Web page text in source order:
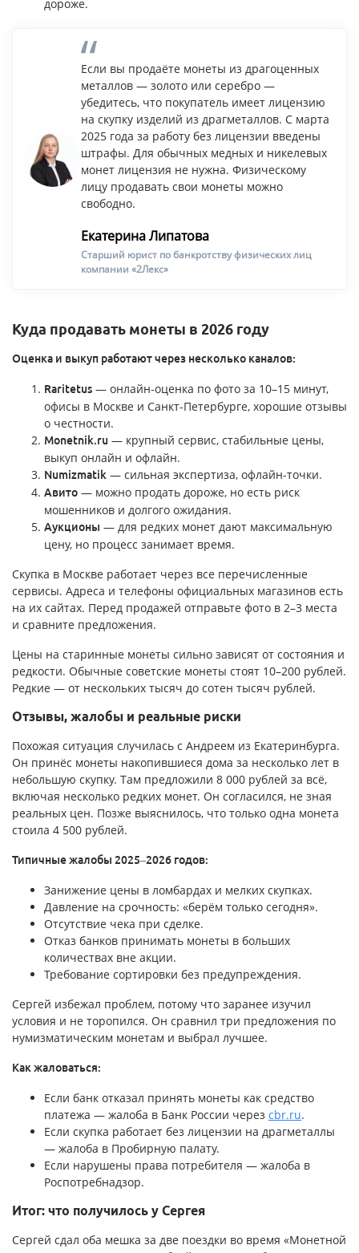
дороже.
Если вы продаёте монеты из драгоценных
металлов — золото или серебро —
убедитесь, что покупатель имеет лицензию
на скупку изделий из драгметаллов. С марта
2025 года за работу без лицензии введены
штрафы. Для обычных медных и никелевых
монет лицензия не нужна. Физическому
лицу продавать свои монеты можно
свободно.
Екатерина Липатова
Старший юрист по банкротству физических лиц
компании «2Лекс»
Куда продавать монеты в 2026 году
Оценка и выкуп работают через несколько каналов:
Raritetus — онлайн-оценка по фото за 10–15 минут,
офисы в Москве и Санкт-Петербурге, хорошие отзывы
о честности.
Monetnik.ru — крупный сервис, стабильные цены,
выкуп онлайн и офлайн.
Numizmatik — сильная экспертиза, офлайн-точки.
Авито — можно продать дороже, но есть риск
мошенников и долгого ожидания.
Аукционы — для редких монет дают максимальную
цену, но процесс занимает время.
Скупка в Москве работает через все перечисленные
сервисы. Адреса и телефоны официальных магазинов есть
на их сайтах. Перед продажей отправьте фото в 2–3 места
и сравните предложения.
Цены на старинные монеты сильно зависят от состояния и
редкости. Обычные советские монеты стоят 10–200 рублей.
Редкие — от нескольких тысяч до сотен тысяч рублей.
Отзывы, жалобы и реальные риски
Похожая ситуация случилась с Андреем из Екатеринбурга.
Он принёс монеты накопившиеся дома за несколько лет в
небольшую скупку. Там предложили 8 000 рублей за всё,
включая несколько редких монет. Он согласился, не зная
реальных цен. Позже выяснилось, что только одна монета
стоила 4 500 рублей.
Типичные жалобы 2025–2026 годов:
Занижение цены в ломбардах и мелких скупках.
Давление на срочность: «берём только сегодня».
Отсутствие чека при сделке.
Отказ банков принимать монеты в больших
количествах вне акции.
Требование сортировки без предупреждения.
Сергей избежал проблем, потому что заранее изучил
условия и не торопился. Он сравнил три предложения по
нумизматическим монетам и выбрал лучшее.
Как жаловаться:
Если банк отказал принять монеты как средство
платежа — жалоба в Банк России через cbr.ru.
Если скупка работает без лицензии на драгметаллы
— жалоба в Пробирную палату.
Если нарушены права потребителя — жалоба в
Роспотребнадзор.
Итог: что получилось у Сергея
Сергей сдал оба мешка за две поездки во время «Монетной